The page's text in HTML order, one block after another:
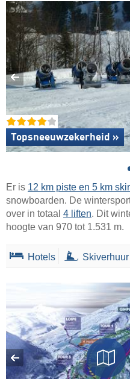
Topsneeuwzekerheid »
Er is 12 km piste en 5 km
snowboarden. De
over in totaal 4 liften. Dit
hoogte van 970 tot 1.531 m.
Hotels Skiverhuur